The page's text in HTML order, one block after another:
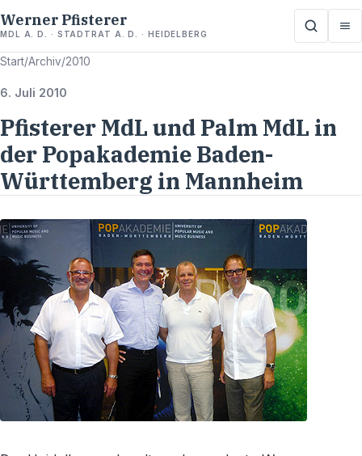
Werner Pfisterer
MDL A. D. · STADTRAT A. D. · HEIDELBERG
Start/Archiv/2010
6. Juli 2010
Pfisterer MdL und Palm MdL in
der Popakademie Baden-
Württemberg in Mannheim